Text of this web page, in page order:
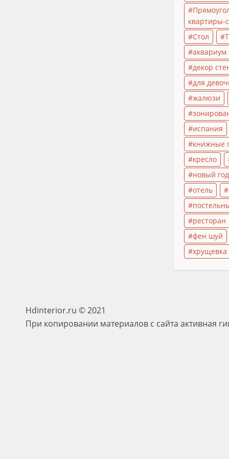
квартиры-
Стол
аквариум
декор
для
жалюзи
испания
книжные
кресло
новый год
отель
ресторан
фен шуй
хрущевка
Hdinterior.ru © 2021
При копировании материалов с сайта активная